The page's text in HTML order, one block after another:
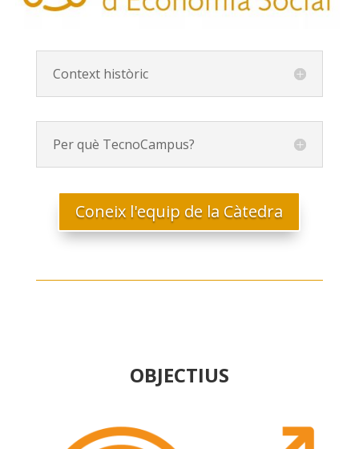
Context històric
Per què TecnoCampus?
Coneix l'equip de la Càtedra
OBJECTIUS